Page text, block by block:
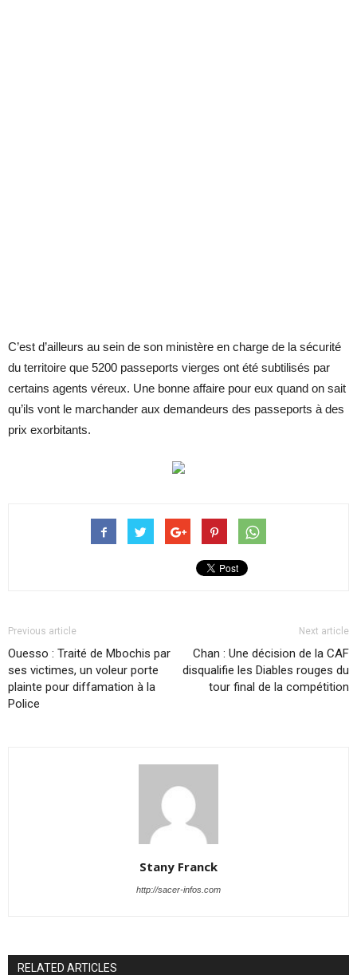
C’est d’ailleurs au sein de son ministère en charge de la sécurité
du territoire que 5200 passeports vierges ont été subtilisés par
certains agents véreux. Une bonne affaire pour eux quand on sait
qu’ils vont le marchander aux demandeurs des passeports à des
prix exorbitants.
Previous article
Ouesso : Traité de Mbochis par
ses victimes, un voleur porte
plainte pour diffamation à la
Police
Next article
Chan : Une décision de la CAF
disqualifie les Diables rouges du
tour final de la compétition
Stany Franck
http://sacer-infos.com
RELATED ARTICLES